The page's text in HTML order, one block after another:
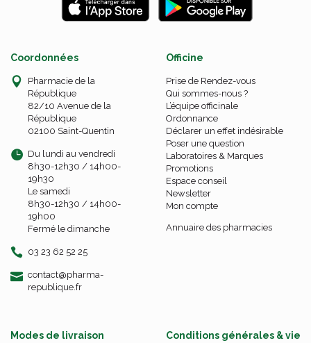
Coordonnées
Pharmacie de la
République
82/10 Avenue de la
République
02100 Saint-Quentin
Du lundi au vendredi
8h30-12h30 / 14h00-
19h30
Le samedi
8h30-12h30 / 14h00-
19h00
Fermé le dimanche
03 23 62 52 25
contact-
@-
pharma-
republique.fr
Officine
Prise de Rendez-vous
Qui sommes-nous ?
L’équipe officinale
Ordonnance
Déclarer un effet indésirable
Poser une question
Laboratoires & Marques
Promotions
Espace conseil
Newsletter
Mon compte
Annuaire des pharmacies
Modes de livraison Conditions générales & vie